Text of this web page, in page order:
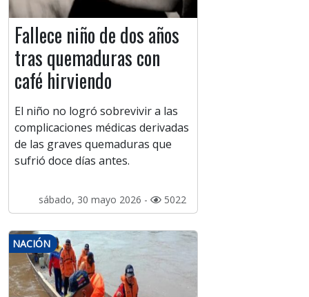
Fallece niño de dos años
tras quemaduras con
café hirviendo
El niño no logró sobrevivir a las
complicaciones médicas derivadas
de las graves quemaduras que
sufrió doce días antes.
sábado, 30 mayo 2026 - 5022
NACIÓN